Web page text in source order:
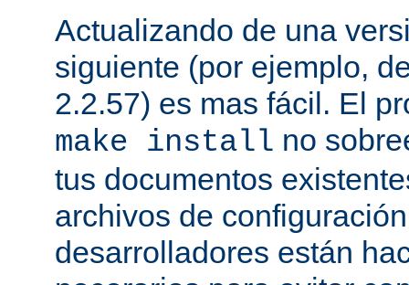
Actualizando de una
siguiente (por ejemplo,
2.2.57) es mas fácil. El
make install no
tus documentos
archivos de
desarrolladores están